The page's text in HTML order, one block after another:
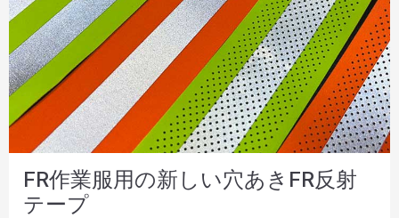
FR作業服用の新しい穴あきFR反射
テープ